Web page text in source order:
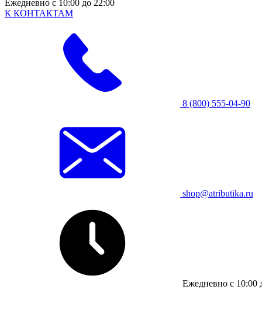
Ежедневно с 10:00 до 22:00
К КОНТАКТАМ
8 (800) 555-04-90
shop@atributika.ru
Ежедневно с 10:00